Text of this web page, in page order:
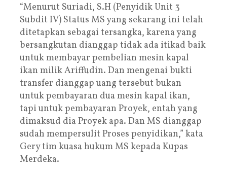
“Menurut Suriadi, S.H (Penyidik Unit 3
Subdit IV) Status MS yang sekarang ini telah
ditetapkan sebagai tersangka, karena yang
bersangkutan dianggap tidak ada itikad baik
untuk membayar pembelian mesin kapal
ikan milik Ariffudin. Dan mengenai bukti
transfer dianggap uang tersebut bukan
untuk pembayaran dua mesin kapal ikan,
tapi untuk pembayaran Proyek, entah yang
dimaksud dia Proyek apa. Dan MS dianggap
sudah mempersulit Proses penyidikan,” kata
Gery tim kuasa hukum MS kepada Kupas
Merdeka.